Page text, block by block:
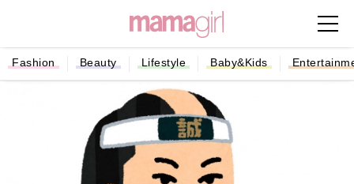
Fashion Beauty Lifestyle Baby&Kids